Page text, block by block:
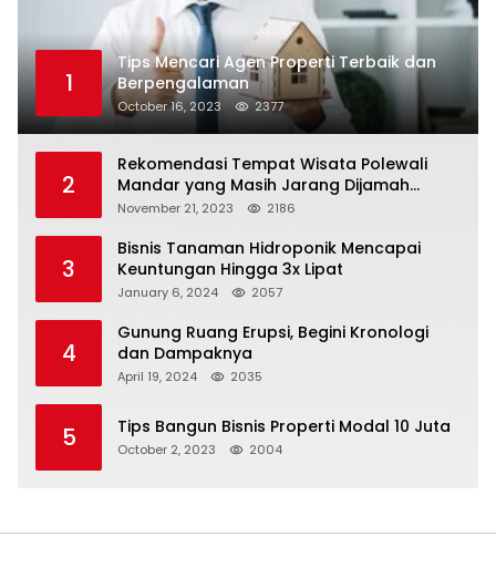
1
Tips Mencari Agen Properti Terbaik dan
Berpengalaman
October 16, 2023 2377
2
Rekomendasi Tempat Wisata Polewali
Mandar yang Masih Jarang Dijamah
Wisatawan
November 21, 2023 2186
3
Bisnis Tanaman Hidroponik Mencapai
Keuntungan Hingga 3x Lipat
January 6, 2024 2057
4
Gunung Ruang Erupsi, Begini Kronologi
dan Dampaknya
April 19, 2024 2035
5 Tips Bangun Bisnis Properti Modal 10 Juta
October 2, 2023 2004